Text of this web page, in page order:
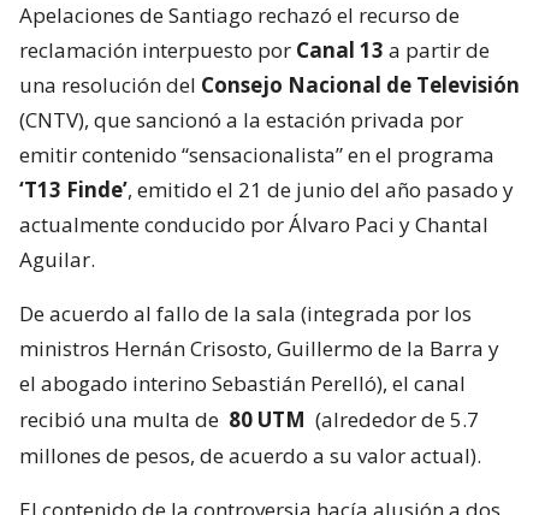
Apelaciones de Santiago rechazó el recurso de
reclamación interpuesto por Canal 13 a partir de
una resolución del Consejo Nacional de Televisión
(CNTV), que sancionó a la estación privada por
emitir contenido “sensacionalista” en el programa
‘T13 Finde’, emitido el 21 de junio del año pasado y
actualmente conducido por Álvaro Paci y Chantal
Aguilar.
De acuerdo al fallo de la sala (integrada por los
ministros Hernán Crisosto, Guillermo de la Barra y
el abogado interino Sebastián Perelló), el canal
recibió una multa de 80 UTM (alrededor de 5.7
millones de pesos, de acuerdo a su valor actual).